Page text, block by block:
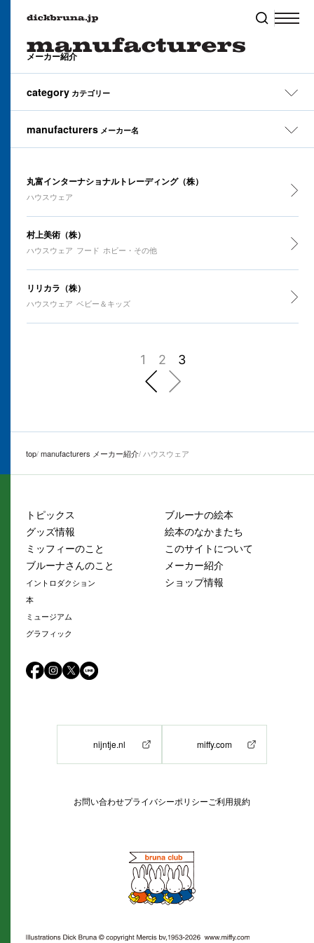
メーカー紹介
category カテゴリー
All ぬいぐるみ ファッション
タオル
ベビー＆キッズ
本・CD
フード
ホビー・その他
オリジナル
PR
manufacturers メーカー名
All あ行 か行 さ行
丸富インターナショナルトレーディング（株）
ハウスウェア
村上美術（株）
ハウスウェア フード ホビー・その他
リリカラ（株）
ハウスウェア ベビー＆キッズ
1 2 3
前へ 次へ
top manufacturers メーカー紹介 ハウスウェア
トピックス
グッズ情報
ミッフィーのこと
ブルーナさんのこと
イントロダクション
本
ミュージアム
グラフィック
ブルーナの絵本
絵本のなかまたち
このサイトについて
メーカー紹介
ショップ情報
nijntje.nl miffy.com
お問い合わせプライバシーポリシー ご利用規約